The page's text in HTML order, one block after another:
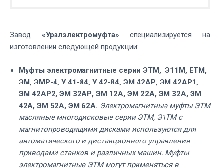
Завод «Уралэлектромуфта» специализируется на
изготовлении следующей продукции:
Муфты электромагнитные серии ЭТМ, Э11М, ЕТМ,
ЭМ, ЭМР-4, У 41-84, У 42-84, ЭМ 42АР, ЭМ 42АР1,
ЭМ 42АР2, ЭМ 32АР, ЭМ 12А, ЭМ 22А, ЭМ 32А, ЭМ
42А, ЭМ 52А, ЭМ 62А. Электромагнитные муфты ЭТМ
масляные многодисковые серии ЭТМ, Э1ТМ с
магнитопроводящими дисками используются для
автоматического и дистанционного управления
приводами станков и различных машин. Муфты
электромагнитные ЭТМ могут применяться в